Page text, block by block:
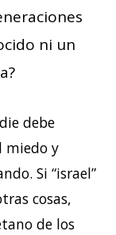
ni un
debe
miedo y
Si “israel”
cosas,
de los